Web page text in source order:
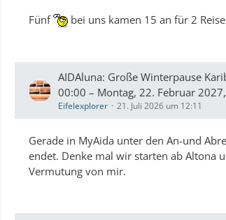
Fünf bei uns kamen 15 an für 2
AIDAluna: Große Winterpause
00:00 – Montag, 22. Februar
Eifelexplorer 21. Juli 2026 um 12:11
Gerade in MyAida unter den An-und
endet. Denke mal wir starten ab Altona
Vermutung von mir.